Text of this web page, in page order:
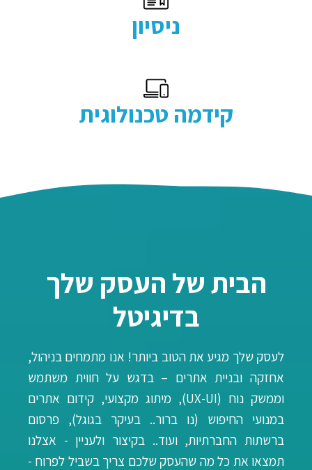
ניסיון
קידמה טכנולוגית
הבית של העסק שלך
בדיגיטל
לעסק שלך מגיע את הטוב ביותר! אנו מתמחים בניהול,
אחזקה ובניית אתרים – בדגש על חווית משתמש
וממשק נוח (UX-UI), מיתוג מקצועי,
קידום אתרים
במנועי החיפוש (נו ברור.. בעיקר בגוגל), פרסום
ברשתות החברתיות, ועוד.. בקיצור ולעניין - אצלנו
תמצאו את כל מה שהעסק שלכם צריך בשביל לפרוח -